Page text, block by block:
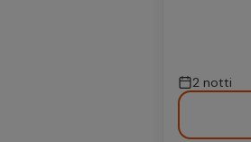
2 notti